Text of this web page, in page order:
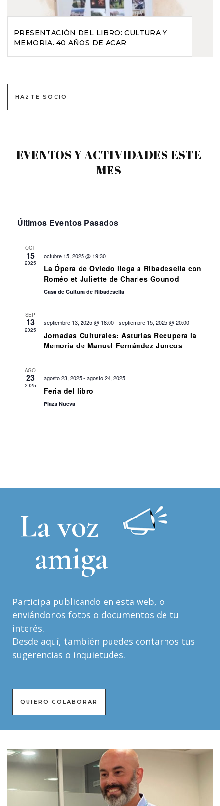
PRESENTACIÓN DEL LIBRO: CULTURA Y
MEMORIA. 40 AÑOS DE ACAR
HAZTE SOCIO
EVENTOS Y ACTIVIDADES ESTE
MES
Últimos Eventos Pasados
OCT
15
2025
octubre 15, 2025 @ 19:30
La Ópera de Oviedo llega a Ribadesella con
Roméo et Juliette de Charles Gounod
Casa de Cultura de Ribadesella
SEP
13
2025
septiembre 13, 2025 @ 18:00- septiembre 15, 2025 @ 20:00
Jornadas Culturales: Asturias Recupera la
Memoria de Manuel Fernández Juncos
AGO
23
2025
agosto 23, 2025- agosto 24, 2025
Feria del libro
Plaza Nueva
La voz
amiga
Participa publicando en esta web, o
enviándonos fotos o documentos de tu
interés.
Desde aquí, también puedes contarnos tus
sugerencias o inquietudes.
QUIERO COLABORAR